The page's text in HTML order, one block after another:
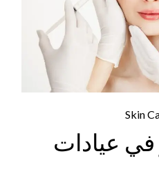
Skin
في عيادات